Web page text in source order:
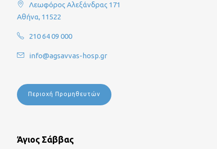
Λεωφόρος Αλεξάνδρας 171
Αθήνα, 11522
210 64 09 000
info@agsavvas-hosp.gr
Περιοχή Προμηθευτών
Άγιος Σάββας